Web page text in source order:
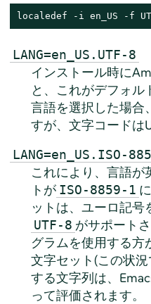
localedef -i en_US -f
LANG=en_US.UTF-8
インストール時に
と、これがデフォ
言語を選択した場合
すが、文字コードは
LANG=en_US.ISO-
これにより、言語が
トが ISO-8859-1
ットは、ユーロ記号
UTF-8 がサポート
グラムを使用する方
文字セット(この状況
する文字列は、
って評価されます。